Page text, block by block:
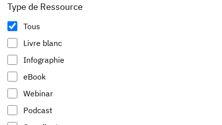
Type de Ressource
Tous
Livre blanc
Infographie
eBook
Webinar
Podcast